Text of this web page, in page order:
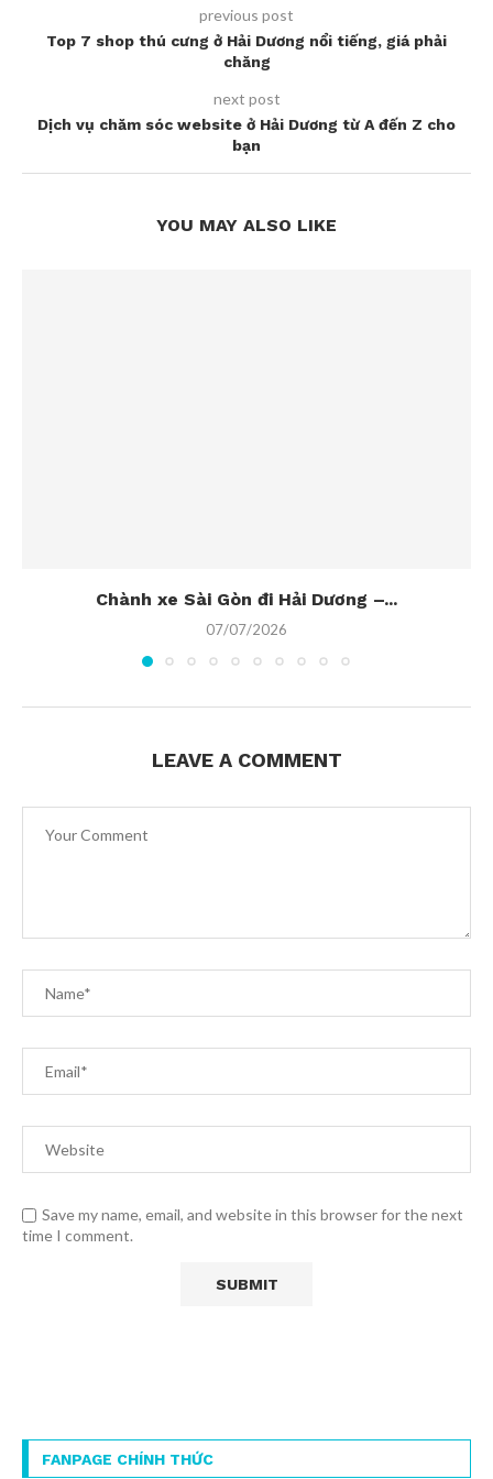
previous post
Top 7 shop thú cưng ở Hải Dương nổi tiếng, giá phải
chăng
next post
Dịch vụ chăm sóc website ở Hải Dương từ A đến Z cho
bạn
YOU MAY ALSO LIKE
Chành xe Sài Gòn đi Hải Dương –...
07/07/2026
LEAVE A COMMENT
Save my name, email, and website in this browser for the next
time I comment.
FANPAGE CHÍNH THỨC